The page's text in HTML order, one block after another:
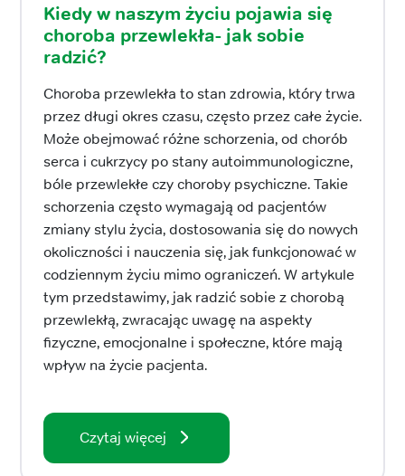
Kiedy w naszym życiu pojawia się
choroba przewlekła- jak sobie
radzić?
Choroba przewlekła to stan zdrowia, który trwa
przez długi okres czasu, często przez całe życie.
Może obejmować różne schorzenia, od chorób
serca i cukrzycy po stany autoimmunologiczne,
bóle przewlekłe czy choroby psychiczne. Takie
schorzenia często wymagają od pacjentów
zmiany stylu życia, dostosowania się do nowych
okoliczności i nauczenia się, jak funkcjonować w
codziennym życiu mimo ograniczeń. W artykule
tym przedstawimy, jak radzić sobie z chorobą
przewlekłą, zwracając uwagę na aspekty
fizyczne, emocjonalne i społeczne, które mają
wpływ na życie pacjenta.
Czytaj więcej